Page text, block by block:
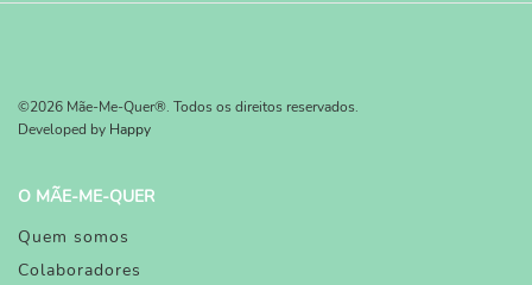
©2026 Mãe-Me-Quer®. Todos os direitos reservados.
Developed by Happy
O MÃE-ME-QUER
Quem somos
Colaboradores